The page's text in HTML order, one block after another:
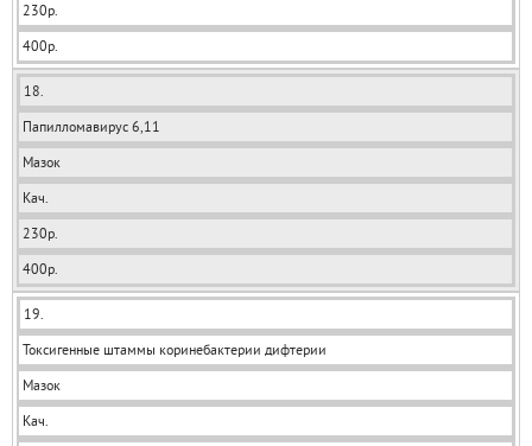
230р.
400р.
18.
Папилломавирус 6,11
Мазок
Кач.
230р.
400р.
19.
Токсигенные штаммы коринебактерии дифтерии
Мазок
Кач.